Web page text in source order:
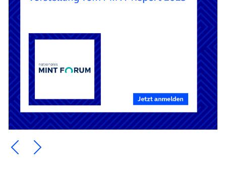
Ein Element zurück blättern
Ein Element weiter blättern